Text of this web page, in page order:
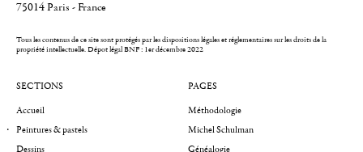
75014 Paris - France
Tous les contenus de ce site sont protégés par les dispositions légales et réglementaires sur les droits de la
propriété intellectuelle.Dépot légal BNF : 1er décembre 2022
SECTIONS
Accueil
Peintures & pastels
Dessins
PAGES
Méthodologie
Michel Schulman
Généalogie